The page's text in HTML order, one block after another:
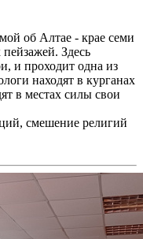
об Алтае - крае семи
Здесь
и проходит одна из
находят в курганах
в местах силы свои
смешение религий